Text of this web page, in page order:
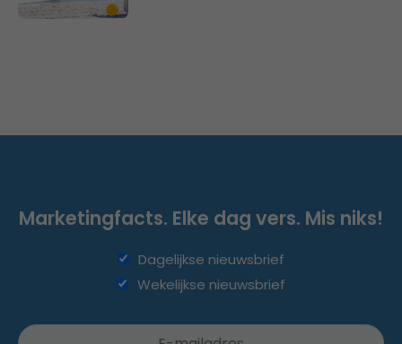
Marketingfacts. Elke dag vers. Mis niks!
Dagelijkse nieuwsbrief
Wekelijkse nieuwsbrief